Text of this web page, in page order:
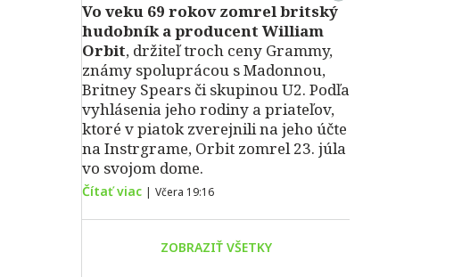
Vo veku 69 rokov zomrel britský
hudobník a producent William
Orbit, držiteľ troch ceny Grammy,
známy spoluprácou s Madonnou,
Britney Spears či skupinou U2. Podľa
vyhlásenia jeho rodiny a priateľov,
ktoré v piatok zverejnili na jeho účte
na Instrgrame, Orbit zomrel 23. júla
vo svojom dome.
Čítať viac | Včera 19:16
ZOBRAZIŤ VŠETKY